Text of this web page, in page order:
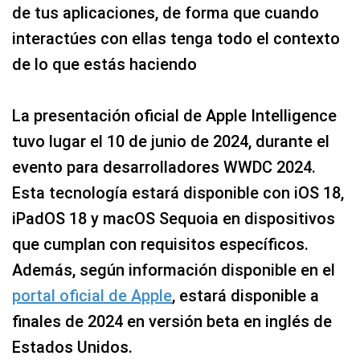
de tus aplicaciones, de forma que cuando
interactúes con ellas tenga todo el contexto
de lo que estás haciendo
La presentación oficial de Apple Intelligence
tuvo lugar el 10 de junio de 2024, durante el
evento para desarrolladores WWDC 2024.
Esta tecnología estará disponible con iOS 18,
iPadOS 18 y macOS Sequoia en dispositivos
que cumplan con requisitos específicos.
Además, según información disponible en el
portal oficial de Apple, estará disponible a
finales de 2024 en versión beta en inglés de
Estados Unidos.